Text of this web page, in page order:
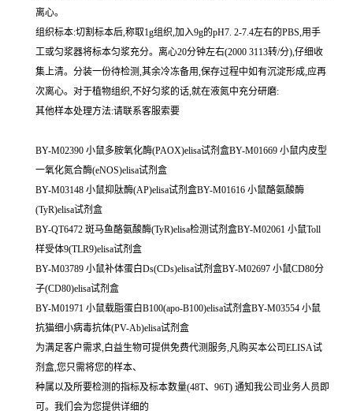
离心。
组织标本:切割标本后,称取1g组织,加入9g的pH7. 2-7.4左右的PBS,用手
工或匀浆器将标本匀浆充分。离心20分钟左右(2000 3113转/分),仔细收
集上清。分装一份待检测,其余冷冻备用,保存过程中如有沉淀形成,应再
次离心。对于植物组织,不好匀浆的话,就在液氮中充分研磨:
其他样本处理方法:请联系客服索要
BY-M02390 小鼠多胺氧化酶(PAOX)elisa试剂盒BY-M01669 小鼠内皮型
一氧化氮合酶(eNOS)elisa试剂盒
BY-M03148 小鼠抑肽酶(AP)elisa试剂盒BY-M01616 小鼠酪氨酸酶
(TyR)elisa试剂盒
BY-QT6472 斑马鱼酪氨酸酶(TyR)elisa检测试剂盒BY-M02061 小鼠Toll
样受体9(TLR9)elisa试剂盒
BY-M03789 小鼠补体蛋白Ds(CDs)elisa试剂盒BY-M02697 小鼠CD80分
子(CD80)elisa试剂盒
BY-M01971 小鼠载脂蛋白B100(apo-B100)elisa试剂盒BY-M03554 小鼠
抗猫细小病毒抗体(PV-Ab)elisa试剂盒
为满足客户需求,白益生物可提供免费代测服务,凡购买本公司ELISA试
剂盒,您只需将您的样本、
种属以及所要检测的指标及标本数量(48T、96T) 通知我公司业务人员即
可。我们会为您提供详细的